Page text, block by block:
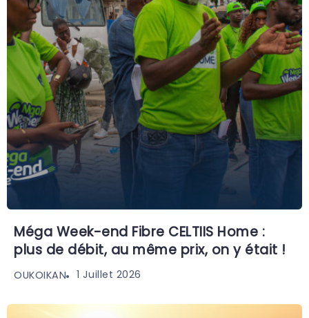
Méga Week-end Fibre CELTIIS Home :
plus de débit, au même prix, on y était !
OUKOIKAN 1 Juillet 2026